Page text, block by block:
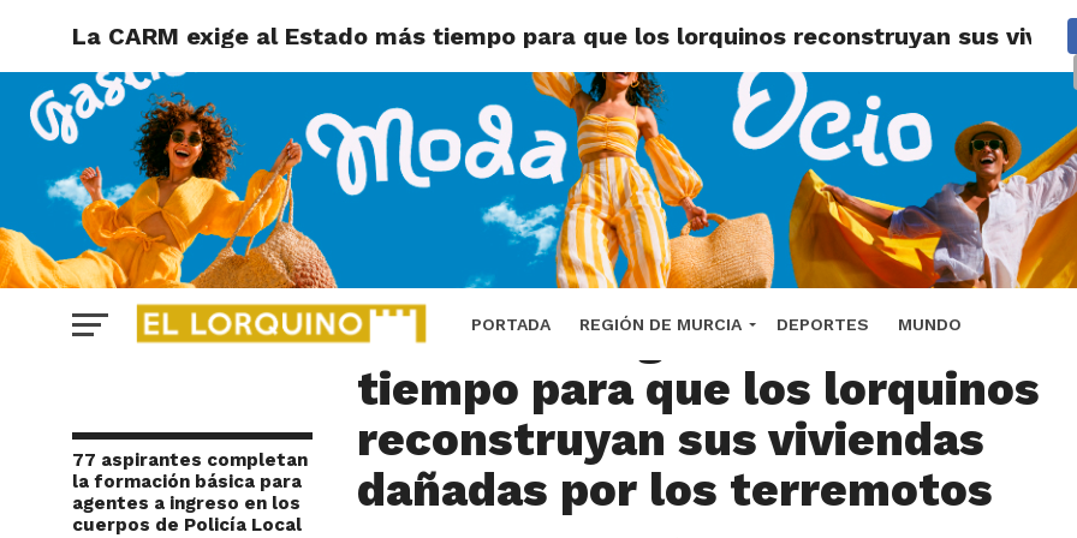
PORTADA REGIÓN DE MURCIA DEPORTES MUNDO
La CARM exige al Estado más tiempo para que los lorquinos reconstruyan sus
77 aspirantes completan
la formación básica para
agentes a ingreso en los
cuerpos de Policía Local
LORCA
La CARM exige al Estado más
tiempo para que los lorquinos
reconstruyan sus viviendas
dañadas por los terremotos